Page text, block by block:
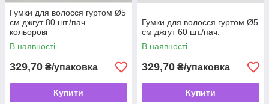
Гумки для волосся гуртом Ø5
см джгут 80 шт./пач.
кольорові
В наявності
329,70 ₴/упаковка
Купити
Гумки для волосся гуртом Ø5
см джгут 60 шт./пач.
В наявності
329,70 ₴/упаковка
Купити